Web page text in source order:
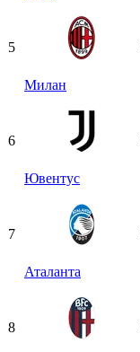
5
Милан
6
Ювентус
7
Аталанта
8